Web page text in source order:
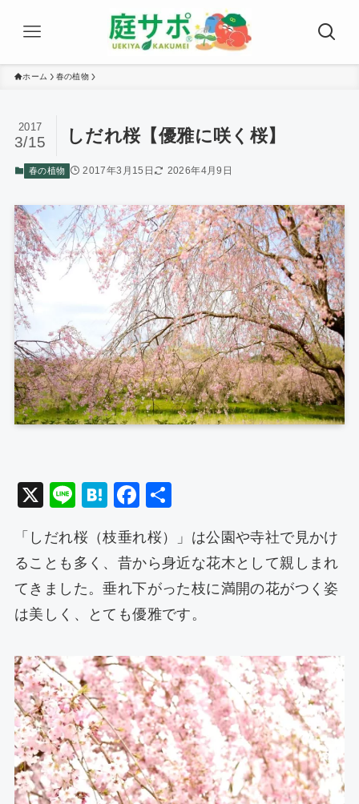
ホーム 春の植物
しだれ桜【優雅に咲く桜】
2017
3/15
春の植物 2017年3月15日 2026年4月9日
X
Li
e
H
e
n
a
F
c
e
b
o
o
k
「しだれ桜（枝垂れ桜）」は公園や寺社で見かけ
ることも多く、昔から身近な花木として親しまれ
てきました。垂れ下がった枝に満開の花がつく姿
は美しく、とても優雅です。